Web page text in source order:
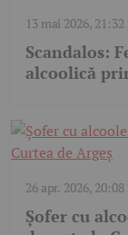
13 mai 2026, 21:32
Scandalos:
alcoolică
26 apr. 2026, 20:08
Șofer cu